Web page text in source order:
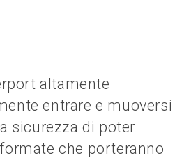
altamente
entrare e muoversi
sicurezza di poter
che porteranno